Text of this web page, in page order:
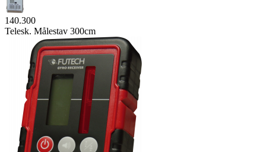
140.300
Telesk. Målestav 300cm